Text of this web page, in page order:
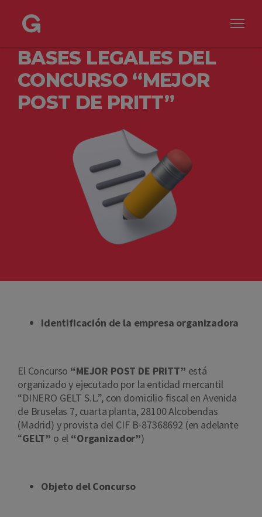
BASES LEGALES DEL
CONCURSO “MEJOR
POST DE PRITT”
Identificación de la empresa organizadora
El Concurso “MEJOR POST DE PRITT” está
organizado y ejecutado por la entidad mercantil
“DINERO GELT S.L.”, con domicilio fiscal en Avenida
de Bruselas 7, cuarta planta, 28100 Alcobendas
(Madrid) y provista del CIF B-87368692 (en adelante
“GELT” o el “Organizador”)
Objeto del Concurso